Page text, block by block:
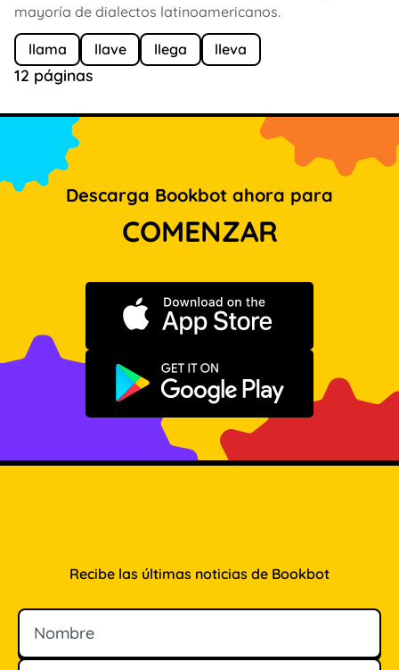
mayoría de dialectos latinoamericanos.
llama llave llega lleva
12 páginas
Descarga Bookbot ahora para
COMENZAR
Descargar en App Store
Disponible en Google Play
Recibe las últimas noticias de Bookbot
Nombre
Correo